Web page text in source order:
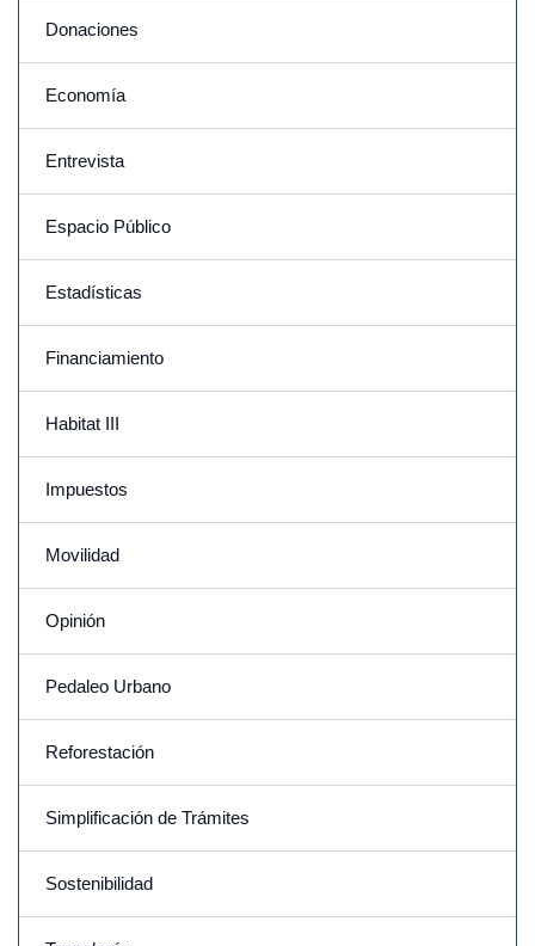
Donaciones
Economía
Entrevista
Espacio Público
Estadísticas
Financiamiento
Habitat III
Impuestos
Movilidad
Opinión
Pedaleo Urbano
Reforestación
Simplificación de Trámites
Sostenibilidad